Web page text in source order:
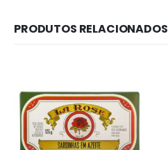
PRODUTOS RELACIONADOS